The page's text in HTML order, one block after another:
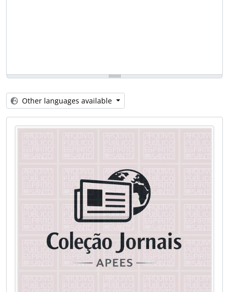
Other languages available